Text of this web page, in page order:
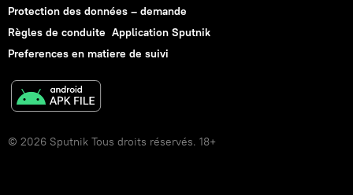
Protection des données – demande
Règles de conduite Application Sputnik
Preferences en matiere de suivi
© 2026 Sputnik Tous droits réservés. 18+